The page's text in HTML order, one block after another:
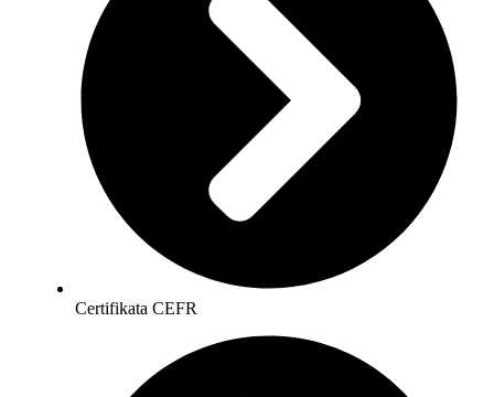
Certifikata CEFR